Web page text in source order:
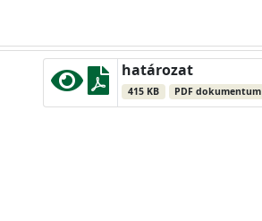
határozat
415 KB PDF dokumentum